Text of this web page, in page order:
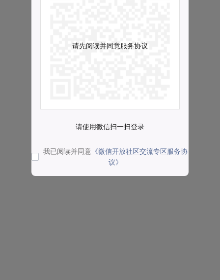
请先阅读并同意服务协议
请使用微信扫一扫登录
我已阅读并同意 《微信开放社区交流专区服务协
议》